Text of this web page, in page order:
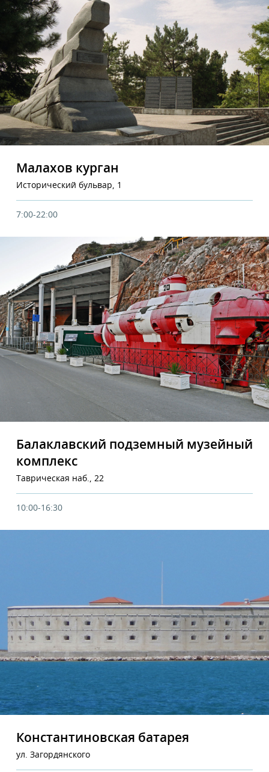
Малахов курган
Исторический бульвар, 1
7:00-22:00
Балаклавский подземный музейный
комплекс
Таврическая наб., 22
10:00-16:30
Константиновская батарея
ул. Загордянского